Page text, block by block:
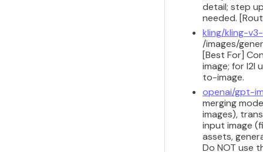
detail; step
needed.
kling/kling-
/images/
[Best For]
image; for I2I
to-image.
openai/gpt-
merging
images),
input image
assets,
Do NOT use